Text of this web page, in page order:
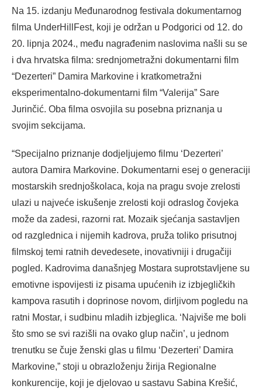
Na 15. izdanju Međunarodnog festivala dokumentarnog
filma UnderHillFest, koji je održan u Podgorici od 12. do
20. lipnja 2024., među nagrađenim naslovima našli su se
i dva hrvatska filma: srednjometražni dokumentarni film
“Dezerteri” Damira Markovine i kratkometražni
eksperimentalno-dokumentarni film “Valerija” Sare
Jurinčić. Oba filma osvojila su posebna priznanja u
svojim sekcijama.
“Specijalno priznanje dodjeljujemo filmu ‘Dezerteri’
autora Damira Markovine. Dokumentarni esej o generaciji
mostarskih srednjoškolaca, koja na pragu svoje zrelosti
ulazi u najveće iskušenje zrelosti koji odraslog čovjeka
može da zadesi, razorni rat. Mozaik sjećanja sastavljen
od razglednica i nijemih kadrova, pruža toliko prisutnoj
filmskoj temi ratnih devedesete, inovativniji i drugačiji
pogled. Kadrovima današnjeg Mostara suprotstavljene su
emotivne ispovijesti iz pisama upućenih iz izbjegličkih
kampova rasutih i doprinose novom, dirljivom pogledu na
ratni Mostar, i sudbinu mladih izbjeglica. ‘Najviše me boli
što smo se svi razišli na ovako glup način’, u jednom
trenutku se čuje ženski glas u filmu ‘Dezerteri’ Damira
Markovine,” stoji u obrazloženju žirija Regionalne
konkurencije, koji je djelovao u sastavu Sabina Krešić,